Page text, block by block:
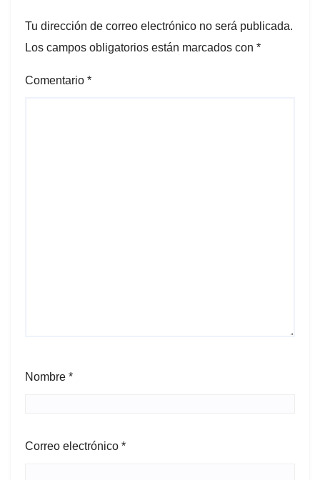
Tu dirección de correo electrónico no será publicada.
Los campos obligatorios están marcados con *
Comentario *
Nombre *
Correo electrónico *